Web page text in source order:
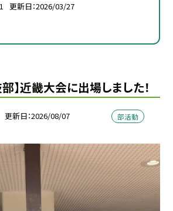
更新日 2026/03/27
】近畿大会に出場しました！
更新日 2026/08/07 部活動